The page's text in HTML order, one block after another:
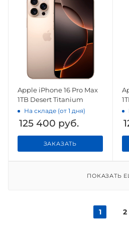
Apple iPhone 16 Pro Max
1TB Desert Titanium
На складе (от 1 дня)
125 400 руб.
ЗАКАЗАТЬ
ПОКАЗАТЬ
1 2